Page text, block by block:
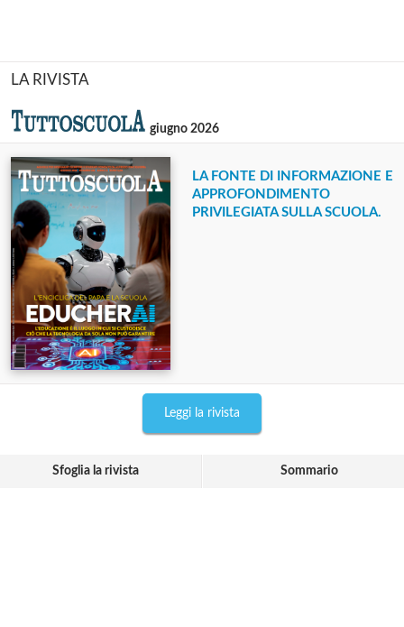
LA RIVISTA
giugno 2026
LA FONTE DI INFORMAZIONE E
APPROFONDIMENTO
PRIVILEGIATA SULLA SCUOLA.
Leggi la rivista
Sfoglia la rivista Sommario